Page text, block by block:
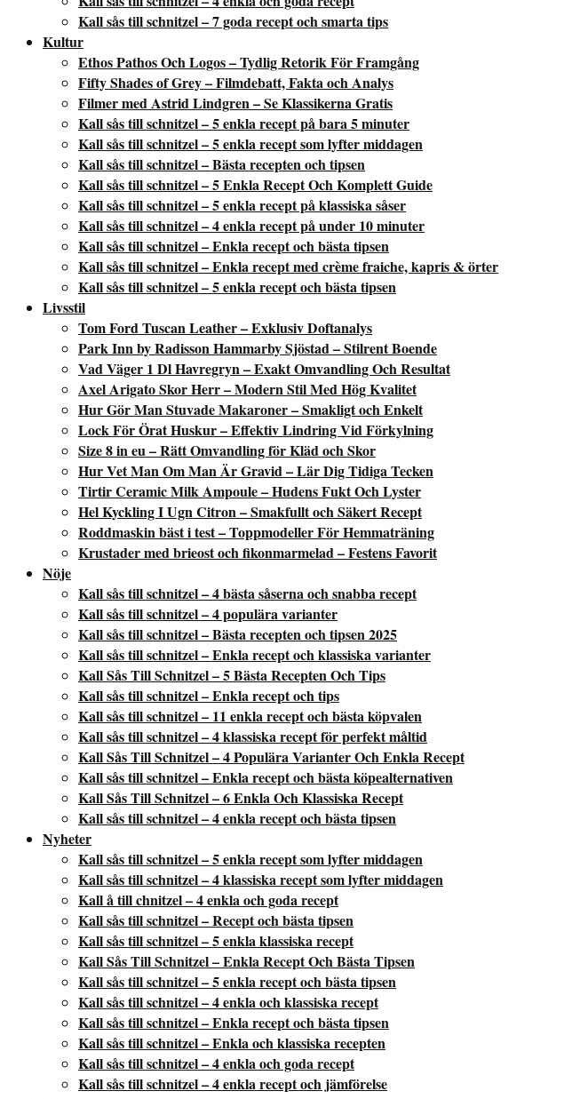
Kall sås till schnitzel – 7 goda recept och smarta tips
Kultur
Ethos Pathos Och Logos – Tydlig Retorik För Framgång
Fifty Shades of Grey – Filmdebatt, Fakta och Analys
Filmer med Astrid Lindgren – Se Klassikerna Gratis
Kall sås till schnitzel – 5 enkla recept på bara 5 minuter
Kall sås till schnitzel – 5 enkla recept som lyfter middagen
Kall sås till schnitzel – Bästa recepten och tipsen
Kall sås till schnitzel – 5 Enkla Recept Och Komplett Guide
Kall sås till schnitzel – 5 enkla recept på klassiska såser
Kall sås till schnitzel – 4 enkla recept på under 10 minuter
Kall sås till schnitzel – Enkla recept och bästa tipsen
Kall sås till schnitzel – Enkla recept med crème fraiche, kapris & örter
Kall sås till schnitzel – 5 enkla recept och bästa tipsen
Livsstil
Tom Ford Tuscan Leather – Exklusiv Doftanalys
Park Inn by Radisson Hammarby Sjöstad – Stilrent Boende
Vad Väger 1 Dl Havregryn – Exakt Omvandling Och Resultat
Axel Arigato Skor Herr – Modern Stil Med Hög Kvalitet
Hur Gör Man Stuvade Makaroner – Smakligt och Enkelt
Lock För Örat Huskur – Effektiv Lindring Vid Förkylning
Size 8 in eu – Rätt Omvandling för Kläd och Skor
Hur Vet Man Om Man Är Gravid – Lär Dig Tidiga Tecken
Tirtir Ceramic Milk Ampoule – Hudens Fukt Och Lyster
Hel Kyckling I Ugn Citron – Smakfullt och Säkert Recept
Roddmaskin bäst i test – Toppmodeller För Hemmaträning
Krustader med brieost och fikonmarmelad – Festens Favorit
Nöje
Kall sås till schnitzel – 4 bästa såserna och snabba recept
Kall sås till schnitzel – 4 populära varianter
Kall sås till schnitzel – Bästa recepten och tipsen 2025
Kall sås till schnitzel – Enkla recept och klassiska varianter
Kall Sås Till Schnitzel – 5 Bästa Recepten Och Tips
Kall sås till schnitzel – Enkla recept och tips
Kall sås till schnitzel – 11 enkla recept och bästa köpvalen
Kall sås till schnitzel – 4 klassiska recept för perfekt måltid
Kall Sås Till Schnitzel – 4 Populära Varianter Och Enkla Recept
Kall sås till schnitzel – Enkla recept och bästa köpealternativen
Kall Sås Till Schnitzel – 6 Enkla Och Klassiska Recept
Kall sås till schnitzel – 4 enkla recept och bästa tipsen
Nyheter
Kall sås till schnitzel – 5 enkla recept som lyfter middagen
Kall sås till schnitzel – 4 klassiska recept som lyfter middagen
Kall å till chnitzel – 4 enkla och goda recept
Kall sås till schnitzel – Recept och bästa tipsen
Kall sås till schnitzel – 5 enkla klassiska recept
Kall Sås Till Schnitzel – Enkla Recept Och Bästa Tipsen
Kall sås till schnitzel – 5 enkla recept och bästa tipsen
Kall sås till schnitzel – 4 enkla och klassiska recept
Kall sås till schnitzel – Enkla recept och bästa tipsen
Kall sås till schnitzel – Enkla och klassiska recepten
Kall sås till schnitzel – 4 enkla och goda recept
Kall sås till schnitzel – 4 enkla recept och jämförelse